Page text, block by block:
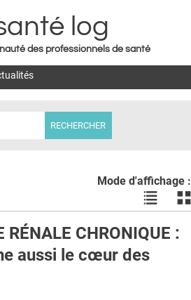
to navigation
log
des professionnels de santé
Mode d'affichage :
Voir
les
en
liste
les
en
RÉNALE CHRONIQUE :
aussi le cœur des